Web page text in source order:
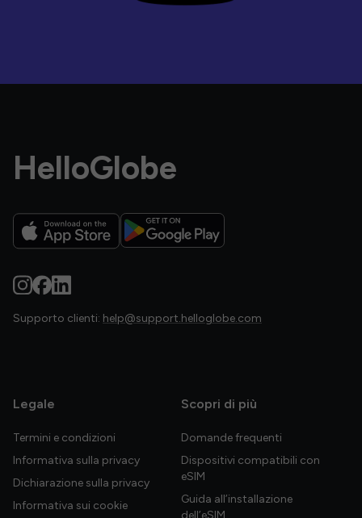
HelloGlobe
Supporto clienti: help@support.helloglobe.com
Legale
Termini e condizioni
Informativa sulla privacy
Dichiarazione sulla privacy
Informativa sui cookie
Scopri di più
Domande frequenti
Dispositivi compatibili con
eSIM
Guida all’installazione
dell’eSIM